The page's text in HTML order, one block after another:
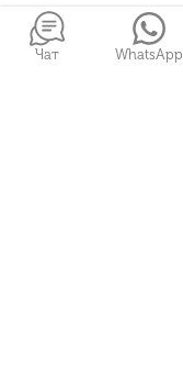
Чат WhatsApp